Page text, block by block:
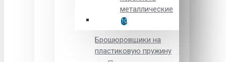
металлические
10
Брошюровщики на
пластиковую пружину